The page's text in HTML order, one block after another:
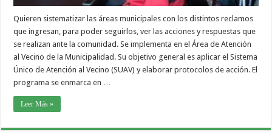
Quieren sistematizar las áreas municipales con los distintos reclamos
que ingresan, para poder seguirlos, ver las acciones y respuestas que
se realizan ante la comunidad. Se implementa en el Área de Atención
al Vecino de la Municipalidad. Su objetivo general es aplicar el Sistema
Único de Atención al Vecino (SUAV) y elaborar protocolos de acción. El
programa se enmarca en …
Leer Más »